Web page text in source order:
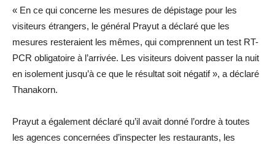
« En ce qui concerne les mesures de dépistage pour les
visiteurs étrangers, le général Prayut a déclaré que les
mesures resteraient les mêmes, qui comprennent un test RT-
PCR obligatoire à l’arrivée. Les visiteurs doivent passer la nuit
en isolement jusqu’à ce que le résultat soit négatif », a déclaré
Thanakorn.
Prayut a également déclaré qu’il avait donné l’ordre à toutes
les agences concernées d’inspecter les restaurants, les